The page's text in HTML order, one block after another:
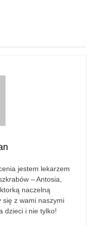
jestem lekarzem
– Antosia,
naczelną
się z wami naszymi
dzieci i nie tylko!